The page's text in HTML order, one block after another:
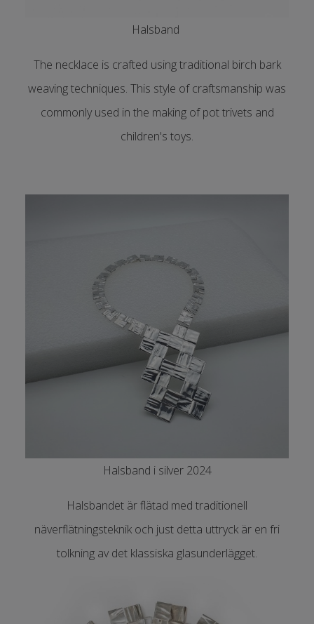
Halsband
The necklace is crafted using traditional birch bark
weaving techniques. This style of craftsmanship was
commonly used in the making of pot trivets and
children's toys.
Halsband i silver 2024
Halsbandet är flätad med traditionell
näverflätningsteknik och just detta uttryck är en fri
tolkning av det klassiska glasunderlägget.